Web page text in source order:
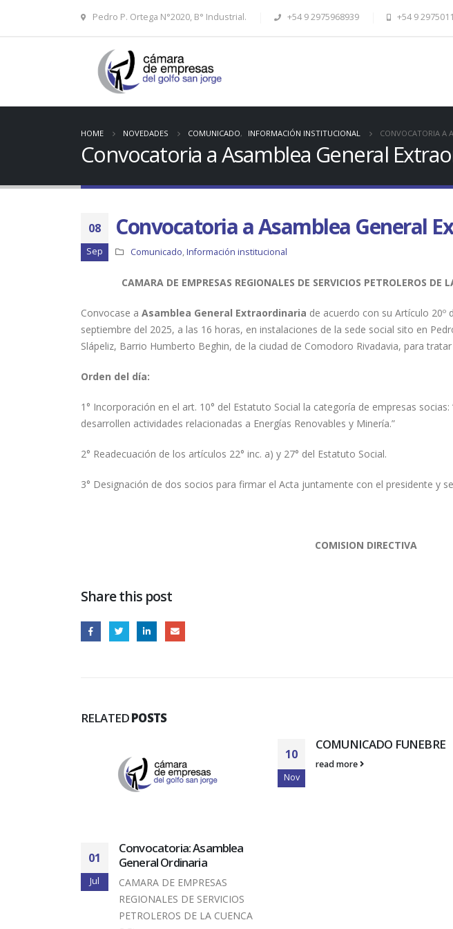
Pedro P. Ortega N°2020, B° Industrial. +54 9 2975968939 +54 9
HOME NOVEDADES COMUNICADO, INFORMACIÓN INSTITUCIONAL CONVOCATORIA A
Convocatoria a Asamblea General
08
Sep
Convocatoria a Asamblea General
Comunicado,Información institucional
CAMARA DE EMPRESAS REGIONALES DE SERVICIOS PETROLEROS DE
Convocase a Asamblea General Extraordinaria de acuerdo con su Artículo 20º
septiembre del 2025, a las 16 horas, en instalaciones de la sede social sito en
Slápeliz, Barrio Humberto Beghin, de la ciudad de Comodoro Rivadavia, para
Orden del día:
1° Incorporación en el art. 10° del Estatuto Social la categoría de empresas
desarrollen actividades relacionadas a Energías Renovables y Minería.”
2° Readecuación de los artículos 22° inc. a) y 27° del Estatuto Social.
3° Designación de dos socios para firmar el Acta juntamente con el presidente y
COMISION DIRECTIVA
Share this post
RELATEDPOSTS
01
Jul
Convocatoria: Asamblea
General Ordinaria
CAMARA DE EMPRESAS
REGIONALES DE SERVICIOS
PETROLEROS DE LA CUENCA
10
Nov
COMUNICADO FUNEBRE
read more